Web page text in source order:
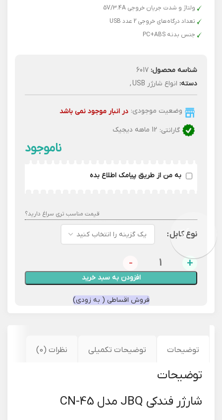
ولتاژ و شدت جریان خروجی 5V/3.4A
تعداد درگاه‌های خروجی 2 عدد USB
جنس بدنه PC+ABS
شناسه محصول: 6017
دسته: انواع شارژر USB ,
وضعیت موجودی: در انبار موجود نمی باشد
گارانتی: 12 ماهه دیجیک
به من از طریق پیامک اطلاع بده
قیمت مناسب تری سراغ دارید؟
نوع کابل
افزودن به سبد خرید
فروش اقساطی ( به زودی)
توضیحات توضیحات تکمیلی نظرات (0)
توضیحات
شارژر فندکی JBQ مدل CN-45